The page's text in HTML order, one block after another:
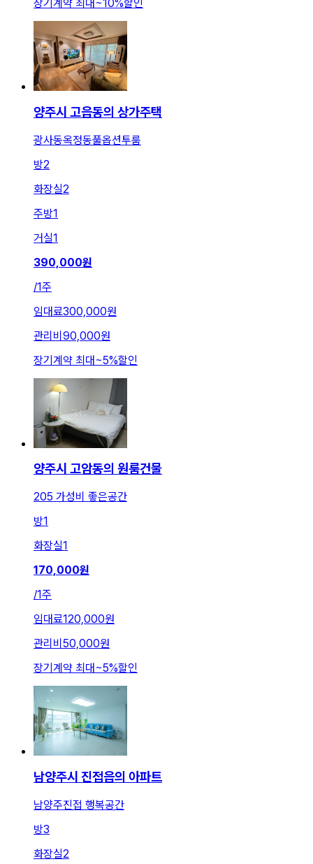
장기계약 최대 ~10%할인
양주시 고읍동의 상가주택
광사동옥정동풀옵션투룸
방2
화장실2
주방1
거실1
390,000원
/1주
임대료300,000원
관리비 90,000원
장기계약 최대~5%할인
양주시 고암동의 원룸건물
205 가성비 좋은공간
방1
화장실1
170,000원
/1주
임대료120,000원
관리비 50,000원
장기계약 최대~5%할인
남양주시 진접읍의 아파트
남양주진접 행복공간
방3
화장실2